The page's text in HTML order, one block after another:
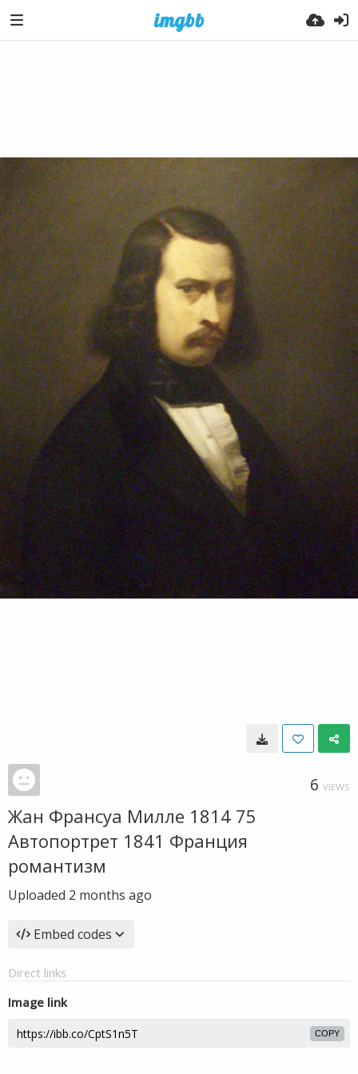
6 VIEWS
Жан Франсуа Милле 1814 75
Автопортрет 1841 Франция
романтизм
Uploaded 2 months ago
Embed codes
Direct links
Image link
COPY